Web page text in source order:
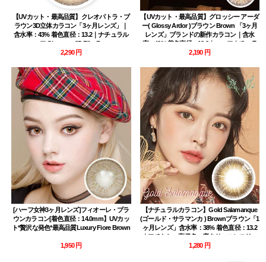
【UVカット・最高品質】クレオパトラ・ブ
ラウン3D立体カラコン「3ヶ月レンズ」｜
含水率：43% 着色直径：13.2｜ナチュラル
ハーフ Cleopatra 3D Elite Brown
2,290 円
【UVカット・最高品質】グロッシー アーダ
ー( Glossy Ardor )ブラウン Brown 「3ヶ月
レンズ」ブランドの新作カラコン｜含水
率：43% 着色直径：13.2｜ハーフナチュラ
ル・高発色
2,190 円
[ハーフ女神3ヶ月レンズ]フィオーレ・ブラ
ウンカラコン[着色直径：14.0mm】UVカッ
ト*贅沢な発色*最高品質Luxury Fiore Brown
1,950 円
【ナチュラルカラコン】Gold Salamanque
(ゴールド・サラマンカ ) Brownブラウン「1
ヶ月レンズ」含水率：38% 着色直径：13.2
｜フチなし・高発色・度あり・マンスリー
1,280 円